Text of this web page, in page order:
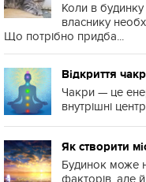
Коли в
власнику
Що потрібно придба...
Відкриття
Чакри — це
внутрішні
Як створити
Будинок може
факторів, але